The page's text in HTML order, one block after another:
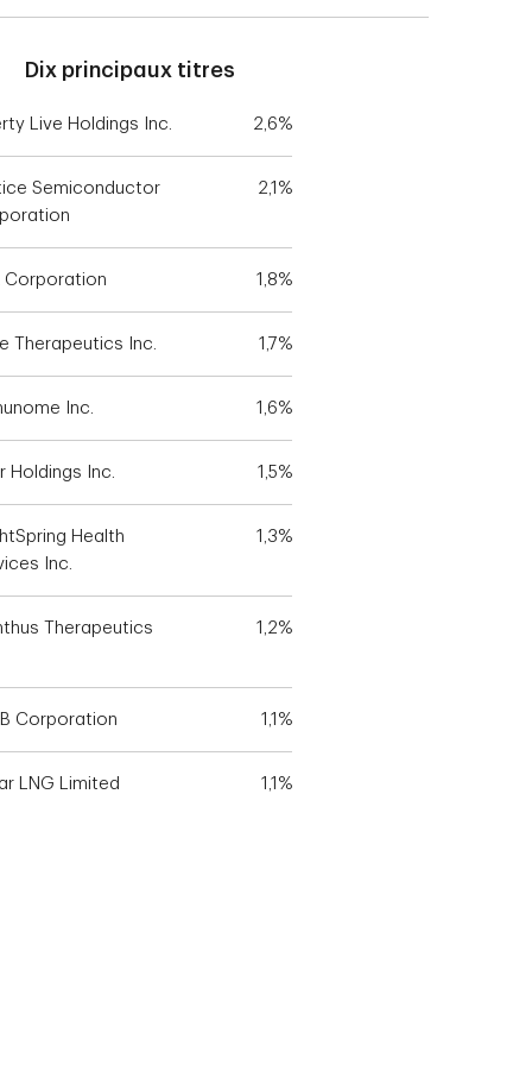
Dix principaux titres
Live Holdings Inc. 2,6%
Semiconductor
2,1%
Corporation 1,8%
Therapeutics Inc. 1,7%
Inc. 1,6%
Holdings Inc. 1,5%
Health
Inc.
1,3%
Therapeutics
1,2%
Corporation 1,1%
LNG Limited 1,1%